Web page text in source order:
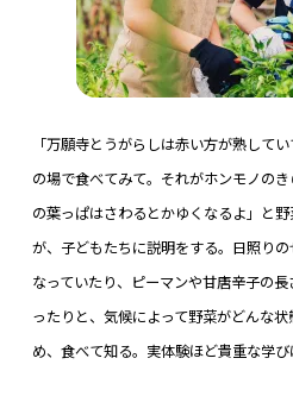
「万願寺とうがらしは赤い方が熟して
の場で食べてみて。それがホンモノの
の葉っぱはさわるとかゆくなるよ」と
が、子どもたちに説明をする。日照り
なっていたり、ピーマンや甘唐辛子の
ったりと、気候によって野菜がどんな
め、食べて知る。実体験ほど貴重な学び